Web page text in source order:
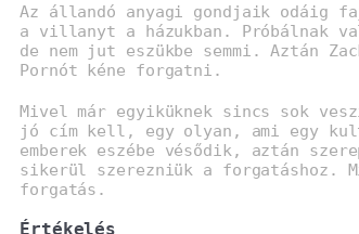
Az állandó anyagi gondjaik odáig
a villanyt a házukban. Próbálnak
de nem jut eszükbe semmi. Aztán
Pornót kéne forgatni.
Mivel már egyiküknek sincs sok
jó cím kell, egy olyan, ami egy
emberek eszébe vésődik, aztán
sikerül szerezniük a forgatáshoz.
forgatás.
Értékelés